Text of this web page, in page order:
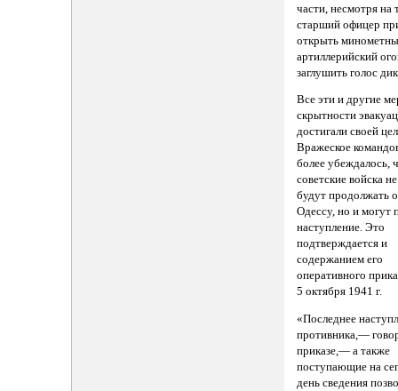
части, несмотря на
старший офицер
открыть
артиллерийский
заглушить голос
Все эти и другие
скрытности
достигали своей
Вражеское
более убеждалось,
советские войска
будут продолжать
Одессу, но и могут
наступление. Это
подтверждается и
содержанием его
оперативного
5 октября 1941 г.
«Последнее
противника,—
приказе,— а также
поступающие на
день сведения